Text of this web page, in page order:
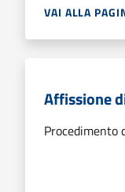
VAI ALLA
Affissione
Procedimento